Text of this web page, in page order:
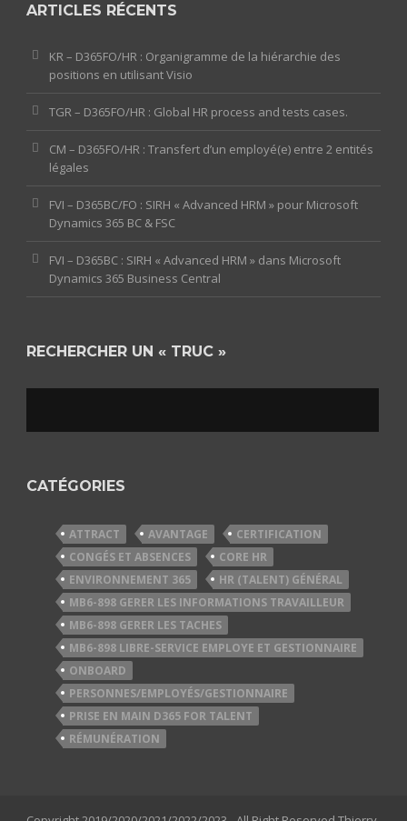
ARTICLES RÉCENTS
KR – D365FO/HR : Organigramme de la hiérarchie des
positions en utilisant Visio
TGR – D365FO/HR : Global HR process and tests cases.
CM – D365FO/HR : Transfert d’un employé(e) entre 2 entités
légales
FVI – D365BC/FO : SIRH « Advanced HRM » pour Microsoft
Dynamics 365 BC & FSC
FVI – D365BC : SIRH « Advanced HRM » dans Microsoft
Dynamics 365 Business Central
RECHERCHER UN « TRUC »
CATÉGORIES
ATTRACT AVANTAGE
CERTIFICATION
CONGÉS ET ABSENCES
CORE HR
ENVIRONNEMENT 365
HR (TALENT) GÉNÉRAL
MB6-898 GERER LES INFORMATIONS TRAVAILLEUR
MB6-898 GERER LES TACHES
MB6-898 LIBRE-SERVICE EMPLOYE ET GESTIONNAIRE
ONBOARD
PERSONNES/EMPLOYÉS/GESTIONNAIRE
PRISE EN MAIN D365 FOR TALENT
RÉMUNÉRATION